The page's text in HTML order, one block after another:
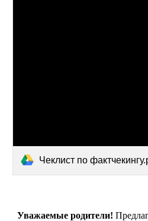
Чеклист по
Уважаемые родители!